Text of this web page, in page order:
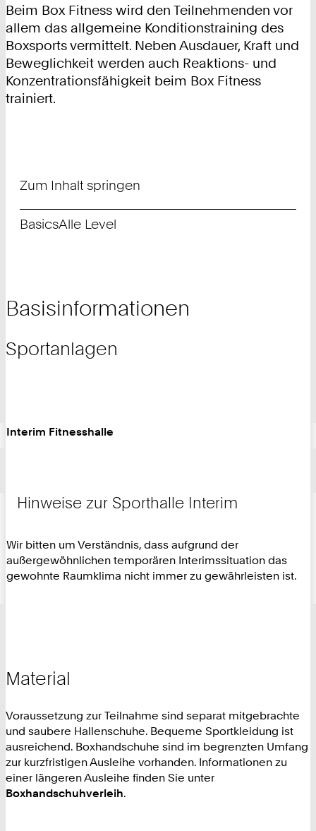
Beim Box Fitness wird den Teilnehmenden vor
allem das allgemeine Konditionstraining des
Boxsports vermittelt. Neben Ausdauer, Kraft und
Beweglichkeit werden auch Reaktions- und
Konzentrationsfähigkeit beim Box Fitness
trainiert.
Zum Inhalt springen
BasicsAlle Level
Basisinformationen
Sportanlagen
Interim Fitnesshalle
Hinweise zur Sporthalle Interim
Wir bitten um Verständnis, dass aufgrund der
außergewöhnlichen temporären Interimssituation das
gewohnte Raumklima nicht immer zu gewährleisten ist.
Material
Voraussetzung zur Teilnahme sind separat mitgebrachte
und saubere Hallenschuhe. Bequeme Sportkleidung ist
ausreichend. Boxhandschuhe sind im begrenzten Umfang
zur kurzfristigen Ausleihe vorhanden. Informationen zu
einer längeren Ausleihe finden Sie unter
Boxhandschuhverleih.